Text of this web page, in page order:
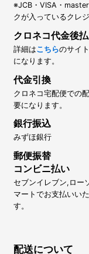
※JCB・VISA・
クが入っているクレ
クロネコ代金後
詳細はこちらのサイ
になります。
代金引換
クロネコ宅配便での
要になります。
銀行振込
みずほ銀行
郵便振替
コンビニ払い
セブンイレブン,ロー
マートでお支払いい
す。
配送について